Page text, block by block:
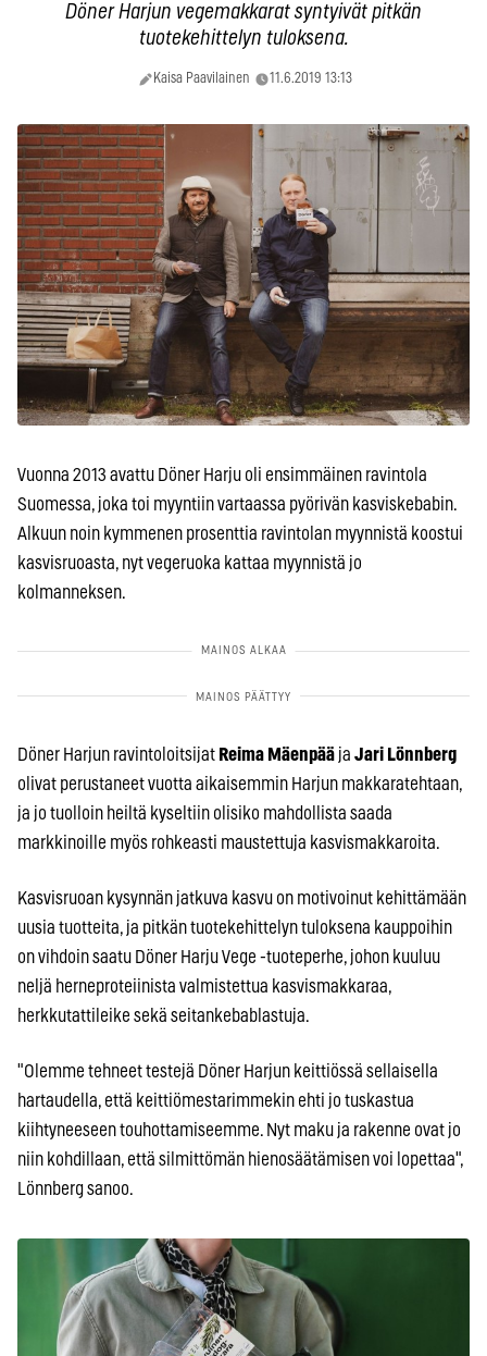
Döner Harjun vegemakkarat syntyivät pitkän
tuotekehittelyn tuloksena.
Kaisa Paavilainen 11.6.2019 13:13
Vuonna 2013 avattu Döner Harju oli ensimmäinen ravintola
Suomessa, joka toi myyntiin vartaassa pyörivän kasviskebabin.
Alkuun noin kymmenen prosenttia ravintolan myynnistä koostui
kasvisruoasta, nyt vegeruoka kattaa myynnistä jo
kolmanneksen.
Döner Harjun ravintoloitsijat Reima Mäenpää ja Jari Lönnberg
olivat perustaneet vuotta aikaisemmin Harjun makkaratehtaan,
ja jo tuolloin heiltä kyseltiin olisiko mahdollista saada
markkinoille myös rohkeasti maustettuja kasvismakkaroita.
Kasvisruoan kysynnän jatkuva kasvu on motivoinut kehittämään
uusia tuotteita, ja pitkän tuotekehittelyn tuloksena kauppoihin
on vihdoin saatu Döner Harju Vege -tuoteperhe, johon kuuluu
neljä herneproteiinista valmistettua kasvismakkaraa,
herkkutattileike sekä seitankebablastuja.
"Olemme tehneet testejä Döner Harjun keittiössä sellaisella
hartaudella, että keittiömestarimmekin ehti jo tuskastua
kiihtyneeseen touhottamiseemme. Nyt maku ja rakenne ovat jo
niin kohdillaan, että silmittömän hienosäätämisen voi lopettaa",
Lönnberg sanoo.